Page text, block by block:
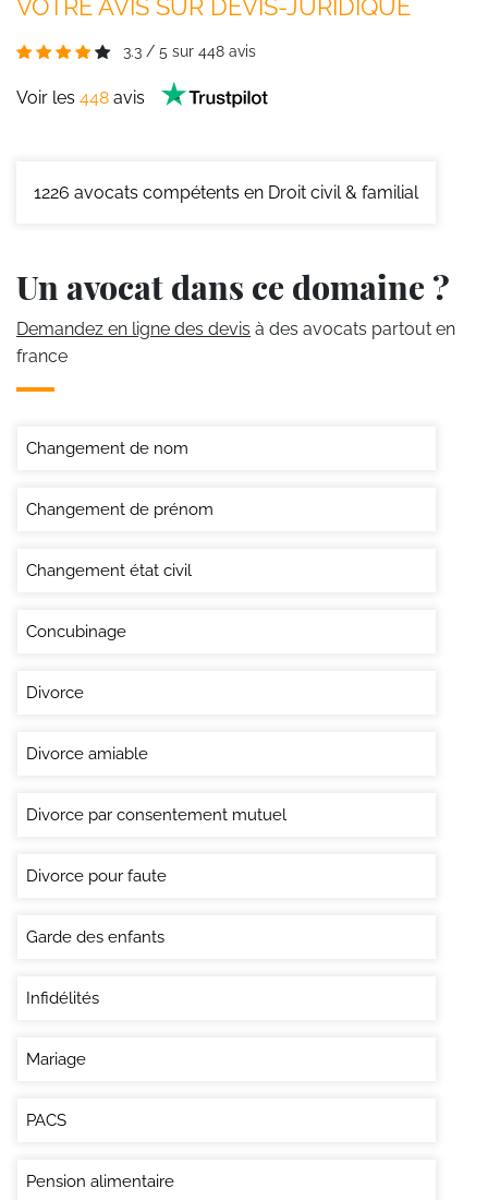
VOTRE AVIS SUR DEVIS-JURIDIQUE
3.3 / 5 sur 448 avis
Voir les 448 avis
1226 avocats compétents en Droit civil & familial
Un avocat dans ce domaine ?
Demandez en ligne des devis à des avocats partout en
france
Changement de nom
Changement de prénom
Changement état civil
Concubinage
Divorce
Divorce amiable
Divorce par consentement mutuel
Divorce pour faute
Garde des enfants
Infidélités
Mariage
PACS
Pension alimentaire